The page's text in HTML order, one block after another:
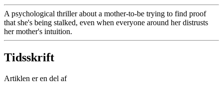
A psychological thriller about a mother-to-be trying to find proof
that she's being stalked, even when everyone around her distrusts
her mother's intuition.
Tidsskrift
Artiklen er en del af